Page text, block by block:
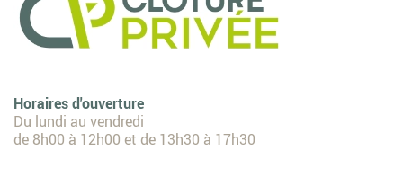
Horaires d'ouverture
Du lundi au vendredi
de 8h00 à 12h00 et de 13h30 à 17h30